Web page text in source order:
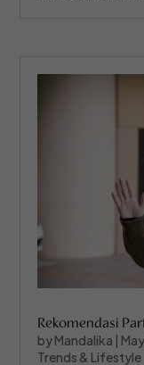
Rekomendasi
byMandalika
Trends & Lifestyle